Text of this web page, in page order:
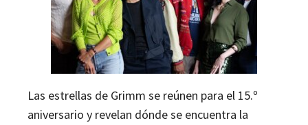
Las estrellas de Grimm se reúnen para el 15.º
aniversario y revelan dónde se encuentra la